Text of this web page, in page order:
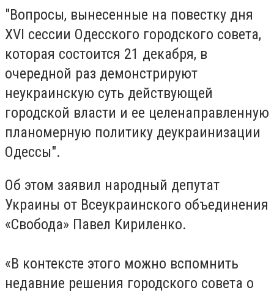
"Вопросы, вынесенные на повестку дня
XVI сессии Одесского городского совета,
которая состоится 21 декабря, в
очередной раз демонстрируют
неукраинскую суть действующей
городской власти и ее целенаправленную
планомерную политику деукраинизации
Одессы".
Об этом заявил народный депутат
Украины от Всеукраинского объединения
«Свобода» Павел Кириленко.
«В контексте этого можно вспомнить
недавние решения городского совета о